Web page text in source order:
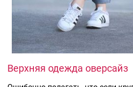
Верхняя одежда оверсайз